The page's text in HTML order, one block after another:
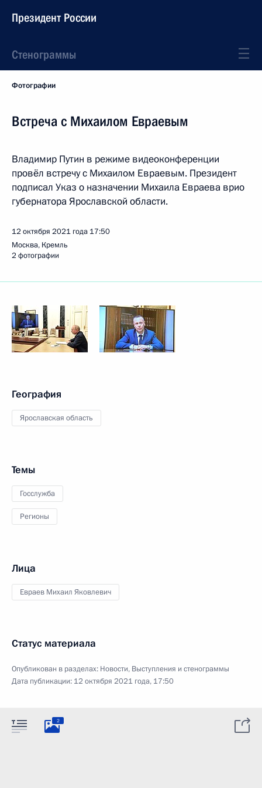
Президент России
Стенограммы
Фотографии
Встреча с Михаилом Евраевым
Владимир Путин в режиме видеоконференции
провёл встречу с Михаилом Евраевым. Президент
подписал Указ о назначении Михаила Евраева врио
губернатора Ярославской области.
12 октября 2021 года 17:50
Москва, Кремль
2 фотографии
География
Ярославская область
Темы
Госслужба
Регионы
Лица
Евраев Михаил Яковлевич
Статус материала
Опубликован в разделах: Новости, Выступления и стенограммы
Дата публикации: 12 октября 2021 года, 17:50
2